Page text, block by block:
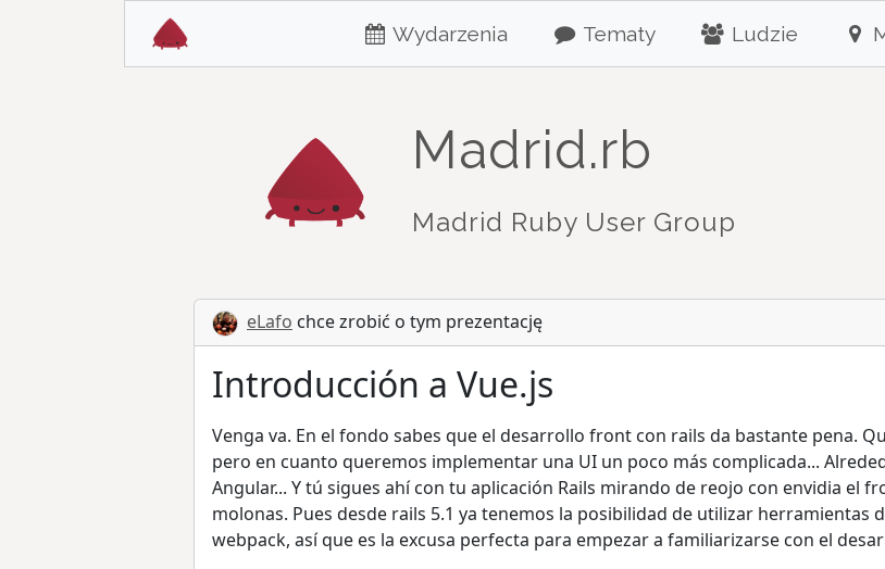
Wydarzenia Tematy Ludzie
Madrid.rb
Madrid Ruby User Group
eLafo chce zrobić o tym prezentację
Introducción a Vue.js
Venga va. En el fondo sabes que el desarrollo front con rails da bastante pena.
pero en cuanto queremos implementar una UI un poco más complicada...
Angular... Y tú sigues ahí con tu aplicación Rails mirando de reojo con envidia el
molonas. Pues desde rails 5.1 ya tenemos la posibilidad de utilizar
webpack, así que es la excusa perfecta para empezar a familiarizarse con el